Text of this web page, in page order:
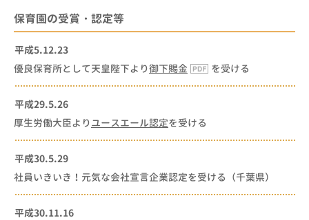
保育園の受賞・認定等
平成5.12.23
優良保育所として天皇陛下より御下賜金 を受ける
平成29.5.26
厚生労働大臣よりユースエール認定を受ける
平成30.5.29
社員いきいき！元気な会社宣言企業認定を受ける（千葉県）
平成30.11.16